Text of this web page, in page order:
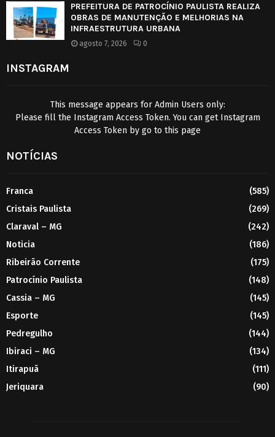
PREFEITURA DE PATROCÍNIO PAULISTA REALIZA
OBRAS DE MANUTENÇÃO E MELHORIAS NA
INFRAESTRUTURA URBANA
agosto 7, 2026 0
INSTAGRAM
This message appears for Admin Users only:
Please fill the Instagram Access Token. You can get Instagram
Access Token by go to this page
NOTÍCIAS
Franca
(585)
Cristais Paulista
(269)
Claraval – MG
(242)
Noticia
(186)
Ribeirão Corrente
(175)
Patrocínio Paulista
(148)
Cassia – MG
(145)
Esporte
(145)
Pedregulho
(144)
Ibiraci – MG
(134)
Itirapuã
(111)
Jeriquara
(90)